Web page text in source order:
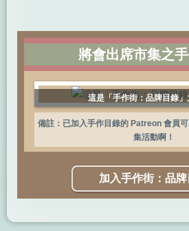
將會出席市集之
這是「手作街：品牌目錄
備註：已加入手作目錄的 Patreon 會員
集活動啊！
加入手作街：品